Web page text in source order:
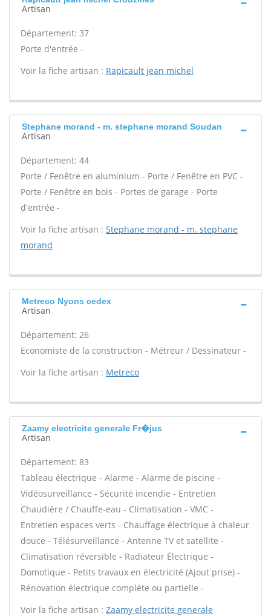
Artisan
Département: 37
Porte d'entrée -
Voir la fiche artisan : Rapicault jean michel
Stephane morand - m. stephane morand Soudan
Artisan
Département: 44
Porte / Fenêtre en aluminium - Porte / Fenêtre en PVC -
Porte / Fenêtre en bois - Portes de garage - Porte
d'entrée -
Voir la fiche artisan : Stephane morand - m. stephane
morand
Metreco Nyons cedex
Artisan
Département: 26
Economiste de la construction - Métreur / Dessinateur -
Voir la fiche artisan : Metreco
Zaamy electricite generale Fr�jus
Artisan
Département: 83
Tableau électrique - Alarme - Alarme de piscine -
Vidéosurveillance - Sécurité incendie - Entretien
Chaudière / Chauffe-eau - Climatisation - VMC -
Entretien espaces verts - Chauffage électrique à chaleur
douce - Télésurveillance - Antenne TV et satellite -
Climatisation réversible - Radiateur Électrique -
Domotique - Petits travaux en électricité (Ajout prise) -
Rénovation électrique complète ou partielle -
Voir la fiche artisan : Zaamy electricite generale